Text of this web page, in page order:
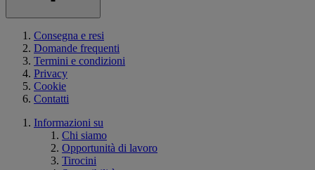
Consegna e resi
Domande frequenti
Termini e condizioni
Privacy
Cookie
Contatti
Informazioni su
Chi siamo
Opportunità di lavoro
Tirocini